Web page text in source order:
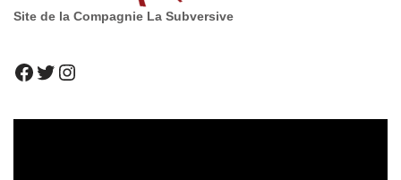
Site de la Compagnie La Subversive